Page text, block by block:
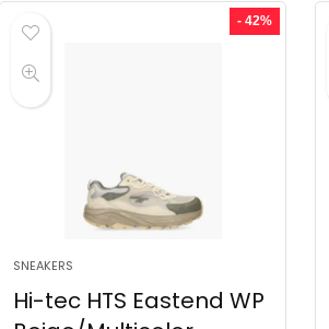
- 42%
SNEAKERS
Hi-tec HTS Eastend WP